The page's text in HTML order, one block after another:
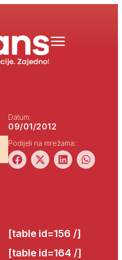
Datum:
09/01/2012
Podijeli na mrežama:
[table id=156 /]
[table id=164 /]